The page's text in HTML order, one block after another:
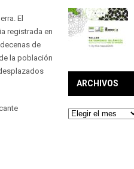
El
registrada en
de
la población
ARCHIVOS
Archivos